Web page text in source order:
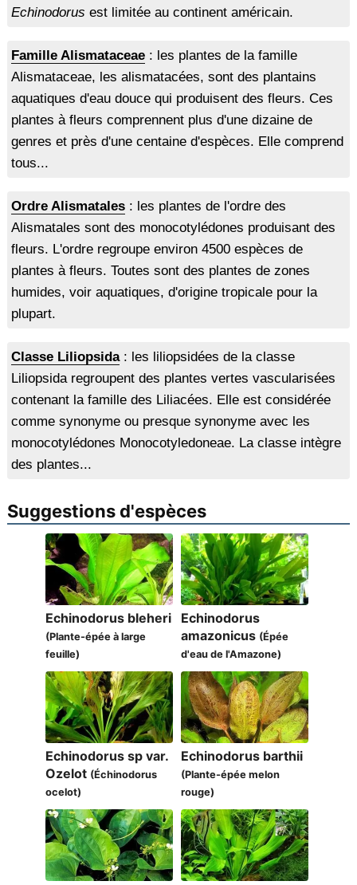
Echinodorus est limitée au continent américain.
Famille Alismataceae: les plantes de la famille
Alismataceae, les alismatacées, sont des plantains
aquatiques d'eau douce qui produisent des fleurs. Ces
plantes à fleurs comprennent plus d'une dizaine de
genres et près d'une centaine d'espèces. Elle comprend
tous...
Ordre Alismatales: les plantes de l'ordre des
Alismatales sont des monocotylédones produisant des
fleurs. L'ordre regroupe environ 4500 espèces de
plantes à fleurs. Toutes sont des plantes de zones
humides, voir aquatiques, d'origine tropicale pour la
plupart.
Classe Liliopsida: les liliopsidées de la classe
Liliopsida regroupent des plantes vertes vascularisées
contenant la famille des Liliacées. Elle est considérée
comme synonyme ou presque synonyme avec les
monocotylédones Monocotyledoneae. La classe intègre
des plantes...
Suggestions d'espèces
Echinodorus bleheri
(Plante-épée à large
feuille)
Echinodorus
amazonicus (Épée
d'eau de l'Amazone)
Echinodorus sp var.
Ozelot (Échinodorus
ocelot)
Echinodorus barthii
(Plante-épée melon
rouge)